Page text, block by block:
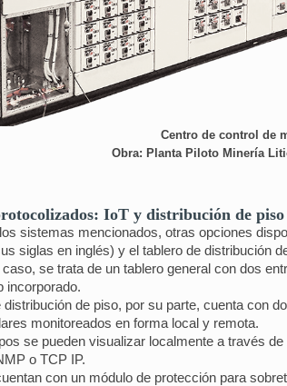
Centro de control de
Obra: Planta Piloto Minería
IoT y distribución de piso
sistemas mencionados, otras opciones
siglas en inglés) y el tablero de distribución
se trata de un tablero general con dos
incorporado.
distribución de piso, por su parte, cuenta con
monitoreados en forma local y remota.
se pueden visualizar localmente a través
o TCP IP.
con un módulo de protección para